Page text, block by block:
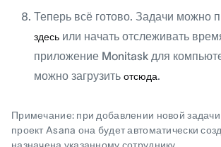
Теперь всё готово. Задачи можно
здесь или начать отслеживать
приложение Monitask для
можно загрузить отсюда.
Примечание: при добавлении новой
проект Asana она будет автоматически